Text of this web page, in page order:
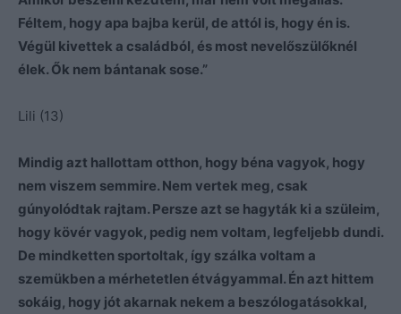
Féltem, hogy apa bajba kerül, de attól is, hogy én is.
Végül kivettek a családból, és most nevelőszülőknél
élek. Ők nem bántanak sose.”
Lili (13)
Mindig azt hallottam otthon, hogy béna vagyok, hogy
nem viszem semmire. Nem vertek meg, csak
gúnyolódtak rajtam. Persze azt se hagyták ki a szüleim,
hogy kövér vagyok, pedig nem voltam, legfeljebb dundi.
De mindketten sportoltak, így szálka voltam a
szemükben a mérhetetlen étvágyammal. Én azt hittem
sokáig, hogy jót akarnak nekem a beszólogatásokkal,